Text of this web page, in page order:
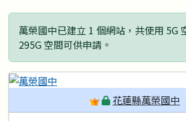
萬榮國中已建立 1 個網站，共使用 5G
295G 空間可供申請。
花蓮縣萬榮國中